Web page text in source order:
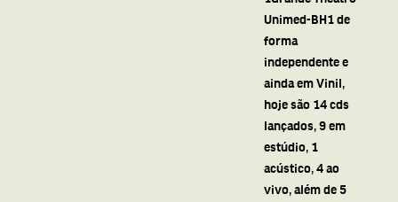
Unimed-BH1 de
forma
independente e
ainda em Vinil,
hoje são 14 cds
lançados, 9 em
estúdio, 1
acústico, 4 ao
vivo, além de 5